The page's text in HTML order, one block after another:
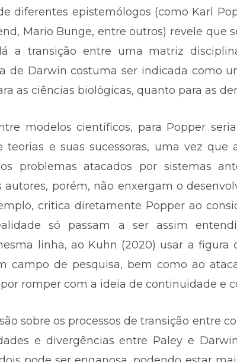
diferentes epistemólogos (como Karl
Mario Bunge, entre outros) revele que
a transição entre uma matriz
de Darwin costuma ser indicada como
as ciências biológicas, quanto para as
modelos científicos, para Popper
e suas sucessoras, uma vez que
problemas atacados por sistemas
autores, porém, não enxergam o
critica diretamente Popper ao
só passam a ser assim
linha, ao Kuhn (2020) usar a
campo de pesquisa, bem como ao
romper com a ideia de continuidade e
sobre os processos de transição entre
e divergências entre Paley e